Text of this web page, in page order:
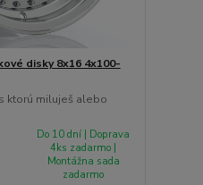
disky 8x16 4x100-
ktorú miluješ alebo
Do 10 dní | Doprava
4ks zadarmo |
Montážna sada
zadarmo